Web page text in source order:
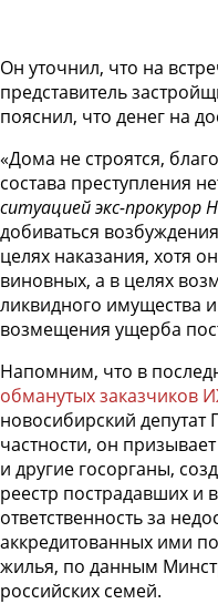
Он уточнил, что на
представитель
пояснил, что денег на
«Дома не строятся,
состава преступления
ситуацией экс-прокурор
добиваться
целях наказания, хотя
виновных, а в целях
ликвидного имущества
возмещения ущерба
Напомним, что в
обманутых заказчиков
новосибирский депутат
частности, он
и другие госорганы,
реестр пострадавших и
ответственность за
аккредитованных ими
жилья, по данным
российских семей.